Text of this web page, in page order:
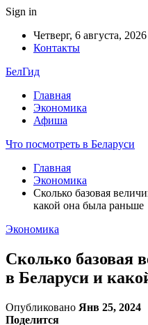
Sign in
Четверг, 6 августа, 2026
Контакты
БелГид
Главная
Экономика
Афиша
Что посмотреть в Беларуси
Главная
Экономика
Сколько базовая
какой она была раньше
Экономика
Сколько базовая
в Беларуси и
Опубликовано Янв 25, 2024
Поделится